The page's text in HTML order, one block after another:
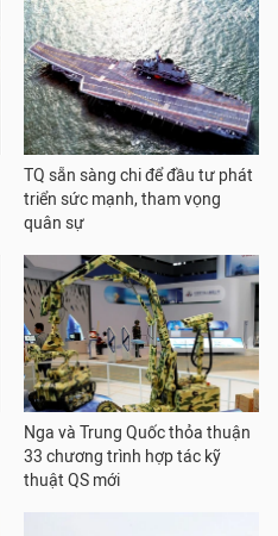
TQ sẵn sàng chi để đầu tư phát
triển sức mạnh, tham vọng
quân sự
Nga và Trung Quốc thỏa thuận
33 chương trình hợp tác kỹ
thuật QS mới